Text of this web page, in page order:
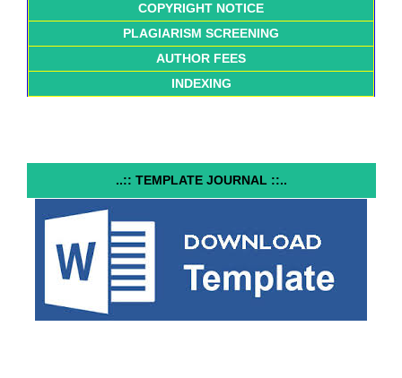
COPYRIGHT NOTICE
PLAGIARISM SCREENING
AUTHOR FEES
INDEXING
..:: TEMPLATE JOURNAL ::..